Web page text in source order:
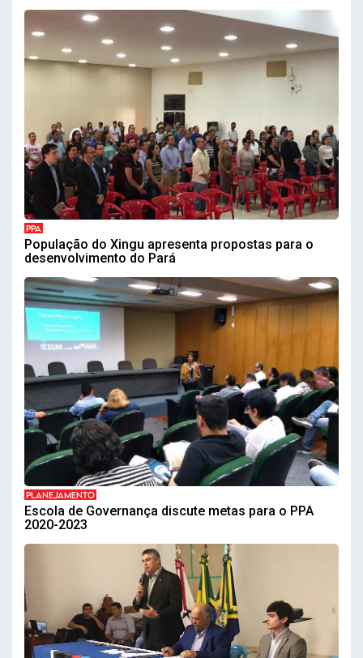
PPA
População do Xingu apresenta propostas para o
desenvolvimento do Pará
PLANEJAMENTO
Escola de Governança discute metas para o PPA
2020-2023